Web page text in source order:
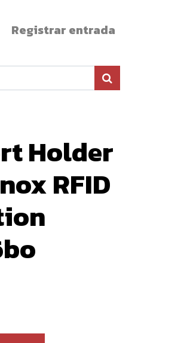
Registrar entrada
Holder
RFID